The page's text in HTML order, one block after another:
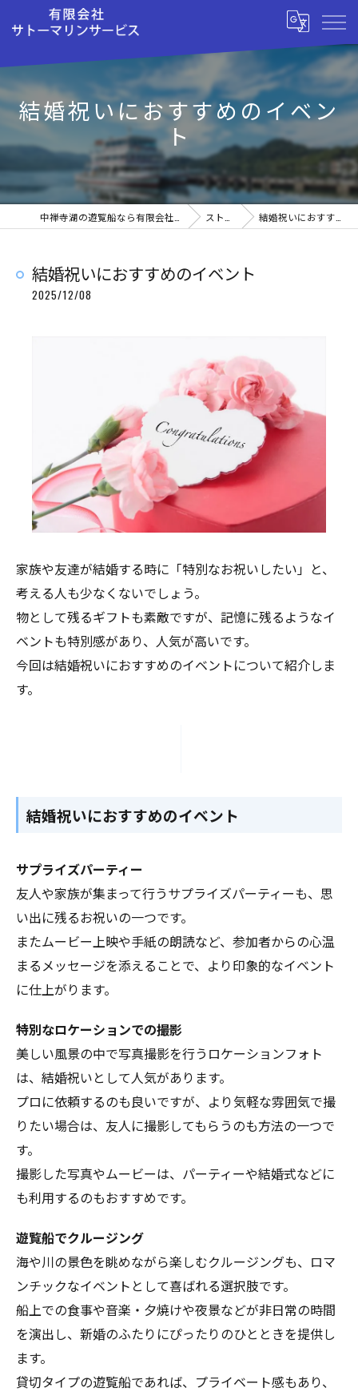
結婚祝いにおすすめのイベン
ト
ストーリー 結婚祝いにおすすめのイベント
結婚祝いにおすすめのイベント
2025/12/08
家族や友達が結婚する時に「特別なお祝いしたい」と、
考える人も少なくないでしょう。
物として残るギフトも素敵ですが、記憶に残るようなイ
ベントも特別感があり、人気が高いです。
今回は結婚祝いにおすすめのイベントについて紹介しま
す。
結婚祝いにおすすめのイベント
サプライズパーティー
友人や家族が集まって行うサプライズパーティーも、思
い出に残るお祝いの一つです。
またムービー上映や手紙の朗読など、参加者からの心温
まるメッセージを添えることで、より印象的なイベント
に仕上がります。
特別なロケーションでの撮影
美しい風景の中で写真撮影を行うロケーションフォト
は、結婚祝いとして人気があります。
プロに依頼するのも良いですが、より気軽な雰囲気で撮
りたい場合は、友人に撮影してもらうのも方法の一つで
す。
撮影した写真やムービーは、パーティーや結婚式などに
も利用するのもおすすめです。
遊覧船でクルージング
海や川の景色を眺めながら楽しむクルージングも、ロマ
ンチックなイベントとして喜ばれる選択肢です。
船上での食事や音楽・夕焼けや夜景などが非日常の時間
を演出し、新婚のふたりにぴったりのひとときを提供し
ます。
貸切タイプの遊覧船であれば、プライベート感もあり、